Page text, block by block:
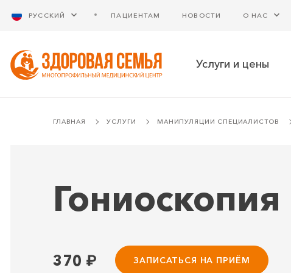
РУССКИЙ ПАЦИЕНТАМ НОВОСТИ О НАС
Услуги и цены
ГЛАВНАЯ УСЛУГИ МАНИПУЛЯЦИИ СПЕЦИАЛИСТОВ
Гониоскопия
370 ₽ ЗАПИСАТЬСЯ НА ПРИЁМ